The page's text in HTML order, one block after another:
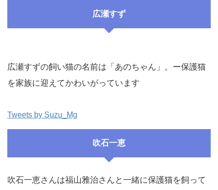
広瀬すず
広瀬すずの飼い猫の名前は「あのちゃん」。ー保護猫
を家族に迎えてかわいがっています
Tweets by Suzu_Mg
吹石一恵
吹石一恵さんは福山雅治さんと一緒に保護猫を飼って